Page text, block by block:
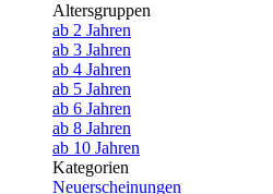
Altersgruppen
ab 2 Jahren
ab 3 Jahren
ab 4 Jahren
ab 5 Jahren
ab 6 Jahren
ab 8 Jahren
ab 10 Jahren
Kategorien
Neuerscheinungen